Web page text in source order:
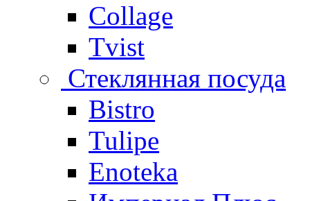
Collage
Tvist
Стеклянная посуда
Bistro
Tulipe
Enoteka